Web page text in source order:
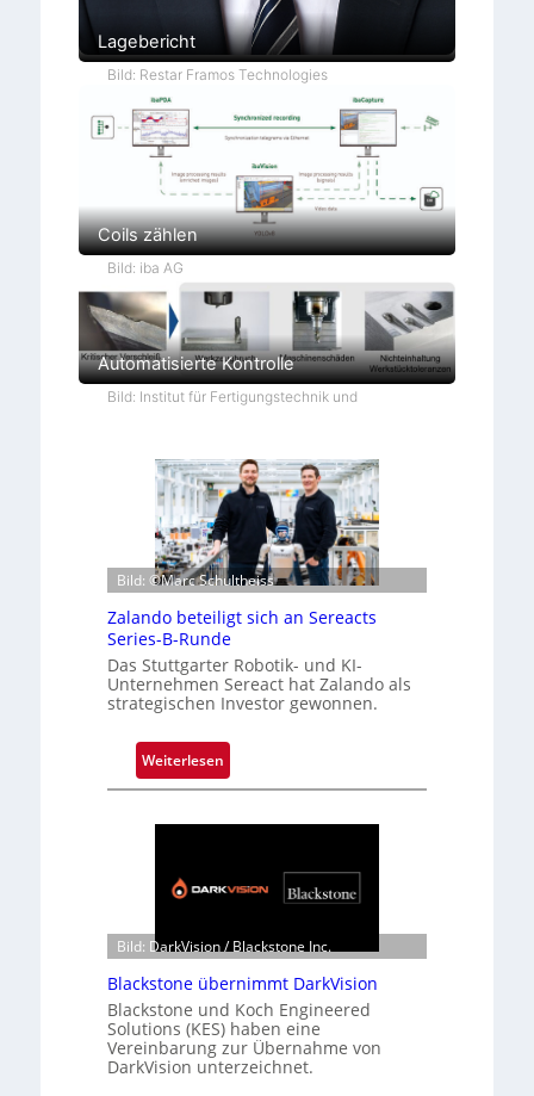
Lagebericht
Bild: Restar Framos Technologies
Coils zählen
Bild: iba AG
Automatisierte Kontrolle
Bild: Institut für Fertigungstechnik und
Bild: ©Marc Schultheiss
Zalando beteiligt sich an Sereacts
Series-B-Runde
Das Stuttgarter Robotik- und KI-
Unternehmen Sereact hat Zalando als
strategischen Investor gewonnen.
Weiterlesen:
Z
n
b
e
t
e
i
Bild: DarkVision / Blackstone Inc.
Blackstone übernimmt DarkVision
Blackstone und Koch Engineered
Solutions (KES) haben eine
Vereinbarung zur Übernahme von
DarkVision unterzeichnet.